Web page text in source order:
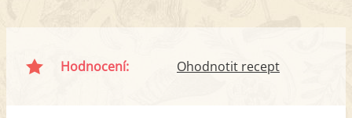
Hodnocení: Ohodnotit recept